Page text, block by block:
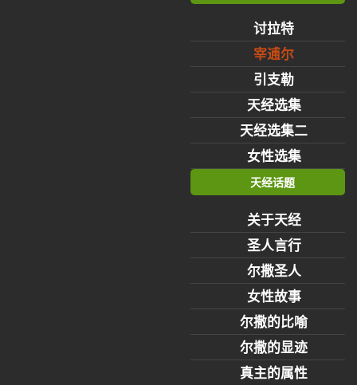
讨拉特
宰逋尔
引支勒
天经选集
天经选集二
女性选集
天经话题
关于天经
圣人言行
尔撒圣人
女性故事
尔撒的比喻
尔撒的显迹
真主的属性